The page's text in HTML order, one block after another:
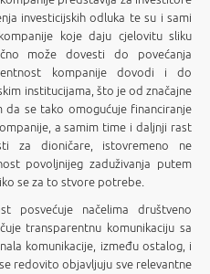
investicijskih odluka te su i sami
koje daju cjelovitu sliku
može dovesti do povećanja
kompanije dovodi i do
institucijama, što je od značajne
da se tako omogućuje financiranje
a samim time i daljnji rast
za dioničare, istovremeno ne
povoljnijeg zaduživanja putem
se za to stvore potrebe.
posvećuje načelima društveno
transparentnu komunikaciju sa
komunikacije, između ostalog, i
redovito objavljuju sve relevantne